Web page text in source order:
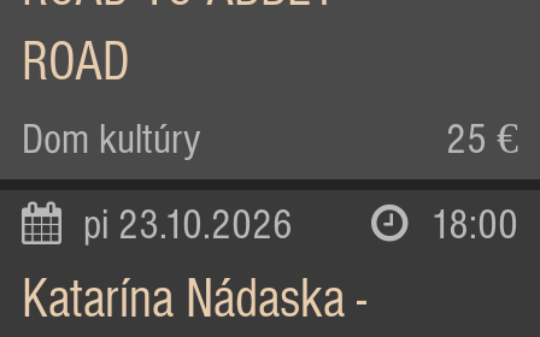
ROAD
Dom kultúry 25 €
pi 23.10.2026 18:00
Katarína Nádaska -